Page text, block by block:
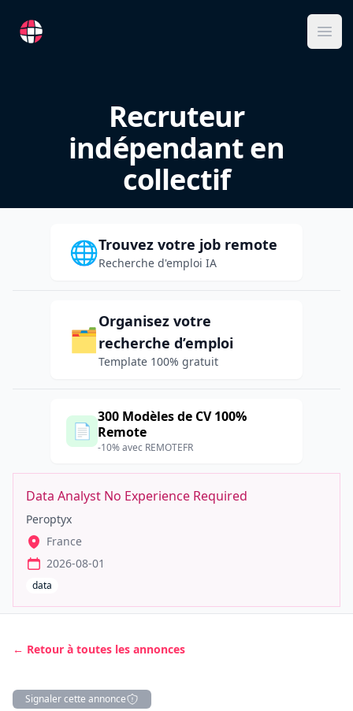
RemoteFR
Recruteur
indépendant en
collectif
🌐Trouvez votre job remote
Recherche d'emploi IA
🗂️
Organisez votre
recherche d’emploi
Template 100% gratuit
📄
300 Modèles de CV 100%
Remote
-10% avec REMOTEFR
Data Analyst No Experience Required
Peroptyx
France
2026-08-01
data
← Retour à toutes les annonces
Signaler cette annonce